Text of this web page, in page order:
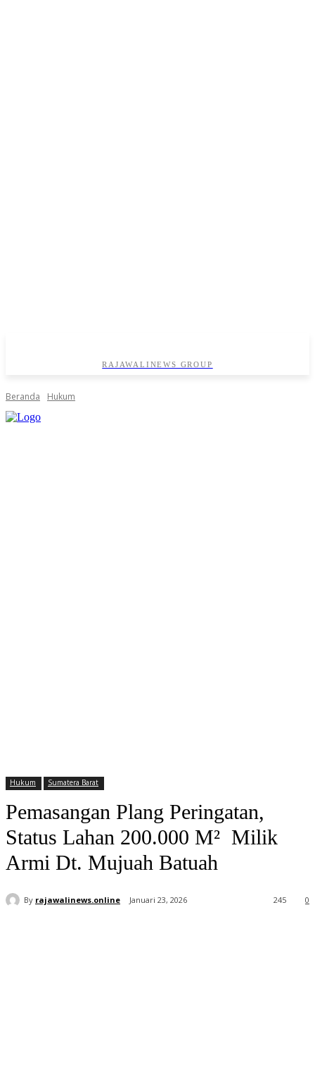
RAJAWALINEWS GROUP
Beranda Hukum
Hukum Sumatera Barat
Pemasangan Plang Peringatan,
Status Lahan 200.000 M² Milik
Armi Dt. Mujuah Batuah
By rajawalinews.online Januari 23, 2026 0
245